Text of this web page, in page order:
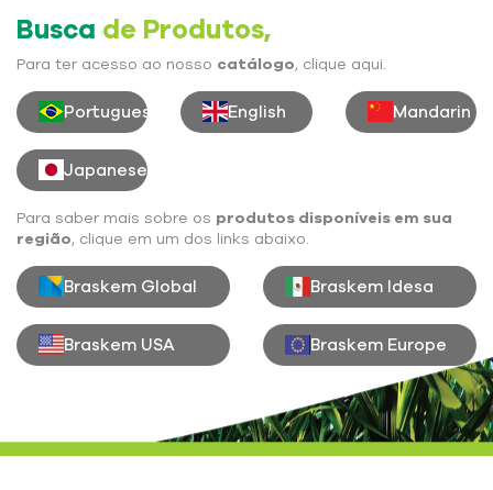
Busca de Produtos,
Para ter acesso ao nosso catálogo, clique aqui.
Portuguese English Mandarin
Japanese
Para saber mais sobre os produtos disponíveis em sua
região, clique em um dos links abaixo.
Braskem Global
Braskem USA
Braskem Idesa
Braskem Europe